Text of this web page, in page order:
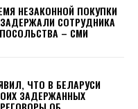
НЕЗАКОННОЙ ПОКУПКИ
СОТРУДНИКА
– СМИ
ЧТО В БЕЛАРУСИ
ЗАДЕРЖАННЫХ